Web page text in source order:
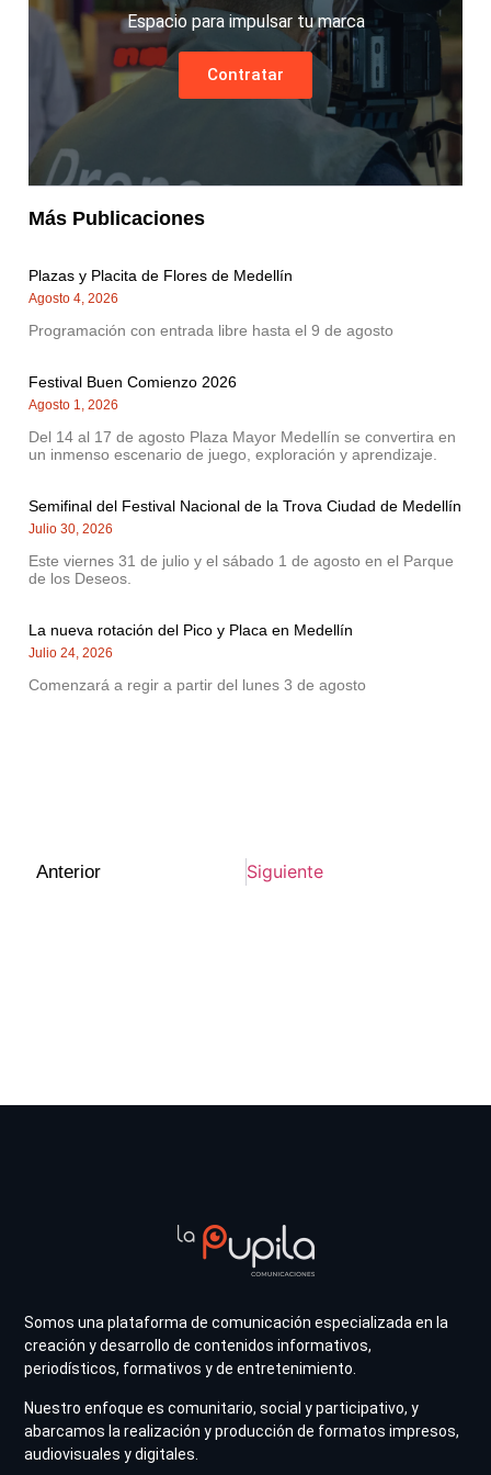
Espacio para impulsar tu marca
Contratar
Más Publicaciones
Plazas y Placita de Flores de Medellín
Agosto 4, 2026
Programación con entrada libre hasta el 9 de agosto
Festival Buen Comienzo 2026
Agosto 1, 2026
Del 14 al 17 de agosto Plaza Mayor Medellín se convertira en
un inmenso escenario de juego, exploración y aprendizaje.
Semifinal del Festival Nacional de la Trova Ciudad de Medellín
Julio 30, 2026
Este viernes 31 de julio y el sábado 1 de agosto en el Parque
de los Deseos.
La nueva rotación del Pico y Placa en Medellín
Julio 24, 2026
Comenzará a regir a partir del lunes 3 de agosto
Anterior Siguiente
Somos una plataforma de comunicación especializada en la
creación y desarrollo de contenidos informativos,
periodísticos, formativos y de entretenimiento.
Nuestro enfoque es comunitario, social y participativo, y
abarcamos la realización y producción de formatos impresos,
audiovisuales y digitales.